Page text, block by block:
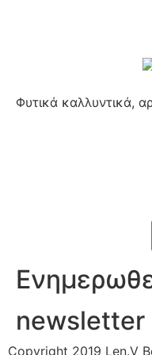
Φυτικά καλλυντικά,
newsletter
Copyright 2019 Len.V